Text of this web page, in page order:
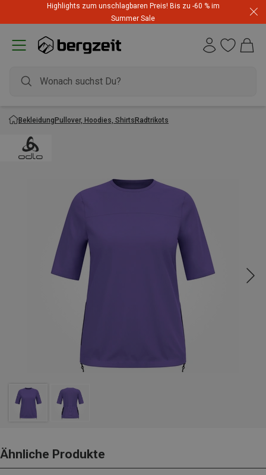
Highlights zum unschlagbaren Preis! Bis zu -60 % im
Summer Sale
BekleidungPullover, Hoodies, ShirtsRadtrikots
Ähnliche Produkte